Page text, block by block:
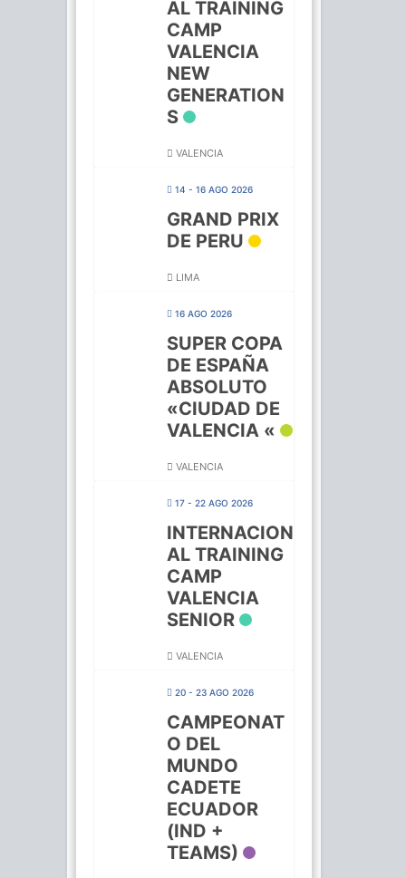
AL TRAINING
CAMP
VALENCIA
NEW
GENERATION
S
VALENCIA
14 - 16 AGO 2026
GRAND PRIX
DE PERU
LIMA
16 AGO 2026
SUPER COPA
DE ESPAÑA
ABSOLUTO
«CIUDAD DE
VALENCIA «
VALENCIA
17 - 22 AGO 2026
INTERNACION
AL TRAINING
CAMP
VALENCIA
SENIOR
VALENCIA
20 - 23 AGO 2026
CAMPEONAT
O DEL
MUNDO
CADETE
ECUADOR
(IND +
TEAMS)